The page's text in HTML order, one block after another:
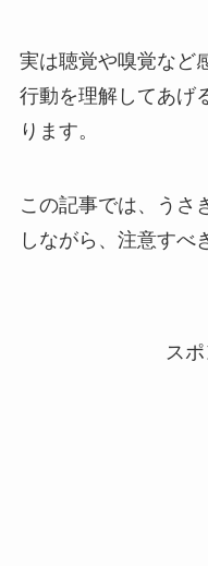
実は聴覚や嗅覚など
行動を理解してあげ
ります。
この記事では、うさ
しながら、注意すべ
ス